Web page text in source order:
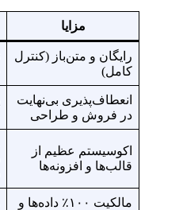
مزایا
رایگان و متن‌باز (کنترل
کامل)
انعطاف‌پذیری بی‌نهایت
در فروش و طراحی
اکوسیستم عظیم از
قالب‌ها و افزونه‌ها
مالکیت ۱۰۰٪ داده‌ها و